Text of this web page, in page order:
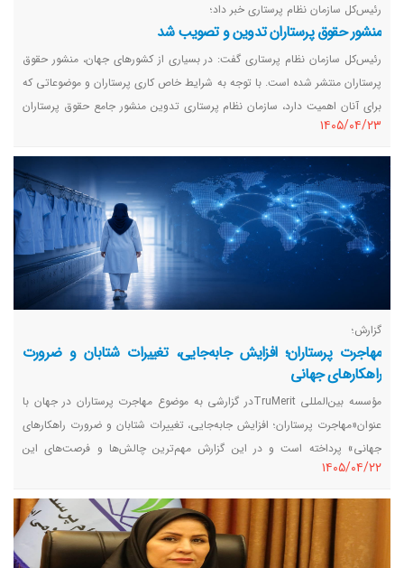
رئیس‌کل سازمان نظام پرستاری خبر داد؛
منشور حقوق پرستاران تدوین و تصویب شد
رئیس‌کل سازمان نظام پرستاری گفت: در بسیاری از کشورهای جهان، منشور حقوق
پرستاران منتشر شده است. با توجه به شرایط خاص کاری پرستاران و موضوعاتی که
برای آنان اهمیت دارد، سازمان نظام پرستاری تدوین منشور جامع حقوق پرستاران
را در دستور کار قرار داد تا در کنار منشور حقوق بیماران و منشور اخلاق پرستاری،
تکمیل‌کننده این زنجیره باشد.
١٤٠٥/٠٤/٢٣
گزارش؛
مهاجرت پرستاران؛ افزایش جابه‌جایی، تغییرات شتابان و ضرورت
راهکارهای جهانی
مؤسسه بین‌المللی TruMeritدر گزارشی به موضوع مهاجرت پرستاران در جهان با
عنوان«مهاجرت پرستاران؛ افزایش جابه‌جایی، تغییرات شتابان و ضرورت راهکارهای
جهانی» پرداخته است و در این گزارش مهم‌ترین چالش‌ها و فرصت‌های این
موضوع را بررسی کرده است.
١٤٠٥/٠٤/٢٢